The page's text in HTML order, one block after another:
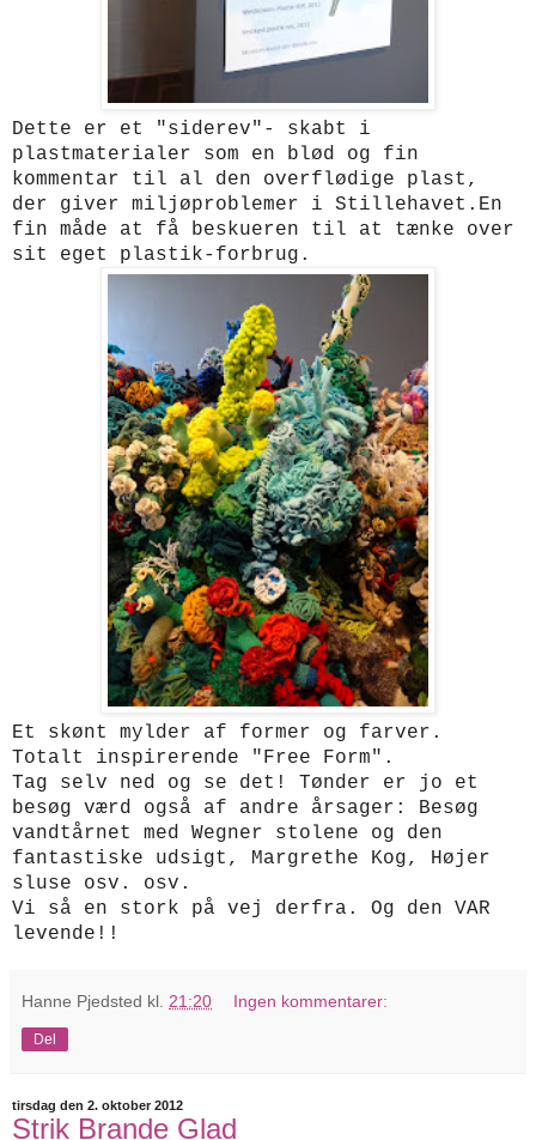
Dette er et "siderev"- skabt i
plastmaterialer som en blød og fin
kommentar til al den overflødige plast,
der giver miljøproblemer i Stillehavet.En
fin måde at få beskueren til at tænke over
sit eget plastik-forbrug.
Et skønt mylder af former og farver.
Totalt inspirerende "Free Form".
Tag selv ned og se det! Tønder er jo et
besøg værd også af andre årsager: Besøg
vandtårnet med Wegner stolene og den
fantastiske udsigt, Margrethe Kog, Højer
sluse osv. osv.
Vi så en stork på vej derfra. Og den VAR
levende!!
Hanne Pjedsted kl. 21:20 Ingen kommentarer:
Del
tirsdag den 2. oktober 2012
Strik Brande Glad